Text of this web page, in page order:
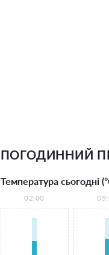
ПОГОДИННИЙ
Температура сьогодні
02:00